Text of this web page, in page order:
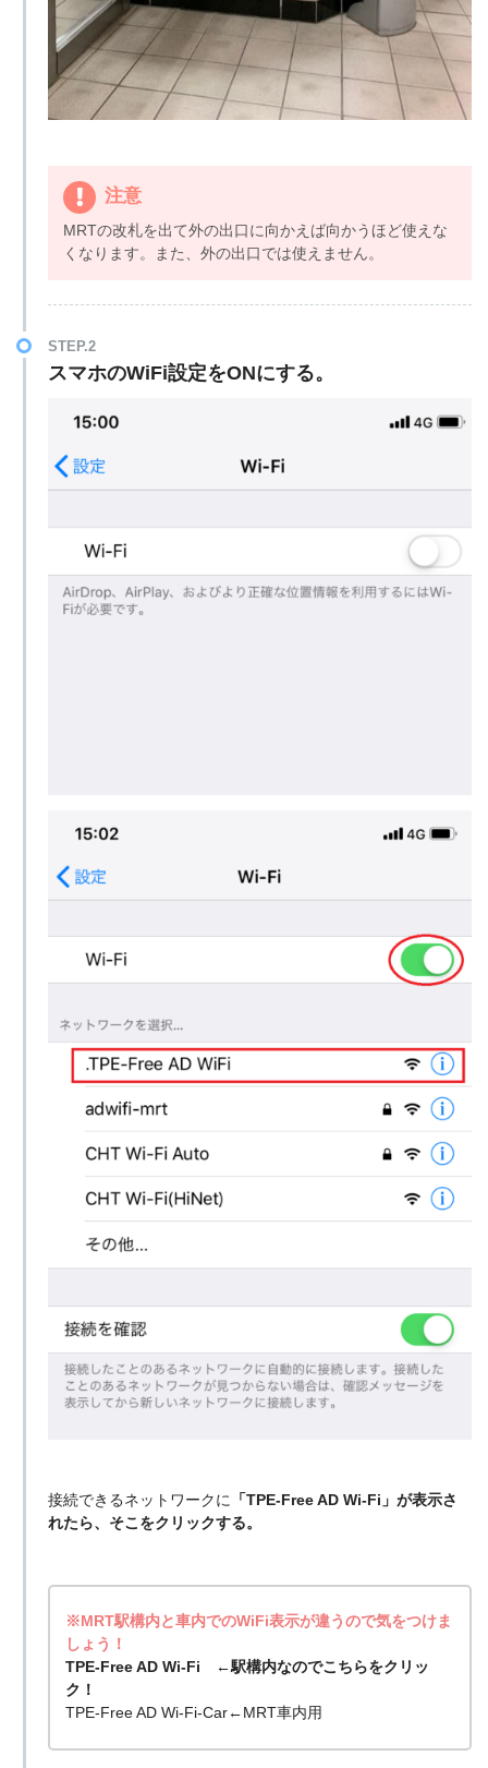
注意
MRTの改札を出て外の出口に向かえば向かうほど使えな
くなります。また、外の出口では使えません。
STEP.2
スマホのWiFi設定をONにする。
接続できるネットワークに 「TPE-Free AD Wi-Fi」が表示さ
れたら、そこをクリックする。
※MRT駅構内と車内でのWiFi表示が違うので気をつけま
しょう！
TPE-Free AD Wi-Fi ←駅構内なのでこちらをクリッ
ク！
TPE-Free AD Wi-Fi-Car←MRT車内用